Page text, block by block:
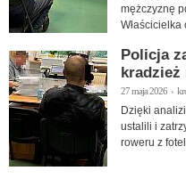
mężczyznę
Policja
kradzież
27 maja 2026 ›
Dzięki
ustalili i
roweru z